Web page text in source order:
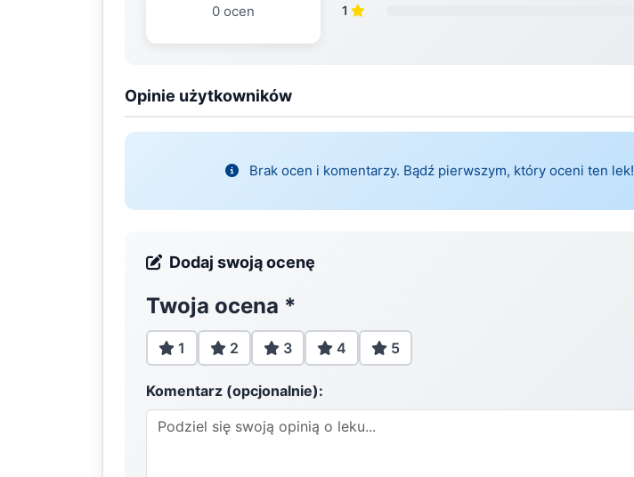
0 ocen
1
Opinie użytkowników
Brak ocen i komentarzy. Bądź pierwszym, który oceni ten lek!
Dodaj swoją ocenę
Twoja ocena *
1 2 3 4 5
Komentarz (opcjonalnie):